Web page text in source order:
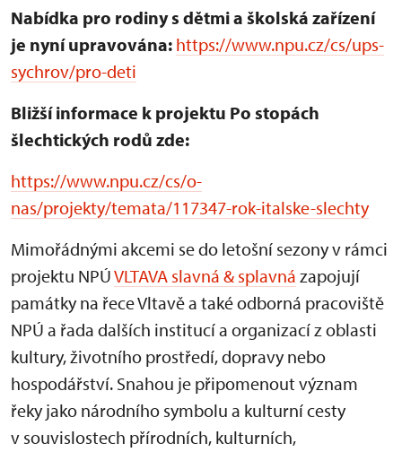
Nabídka pro rodiny s dětmi a školská zařízení
je nyní upravována: https://www.npu.cz/cs/ups-
sychrov/pro-deti
Bližší informace k projektu Po stopách
šlechtických rodů zde:
https://www.npu.cz/cs/o-
nas/projekty/temata/117347-rok-italske-slechty
Mimořádnými akcemi se do letošní sezony v rámci
projektu NPÚVLTAVA slavná & splavná zapojují
památky na řece Vltavě a také odborná pracoviště
NPÚ a řada dalších institucí a organizací z oblasti
kultury, životního prostředí, dopravy nebo
hospodářství. Snahou je připomenout význam
řeky jako národního symbolu a kulturní cesty
v souvislostech přírodních, kulturních,